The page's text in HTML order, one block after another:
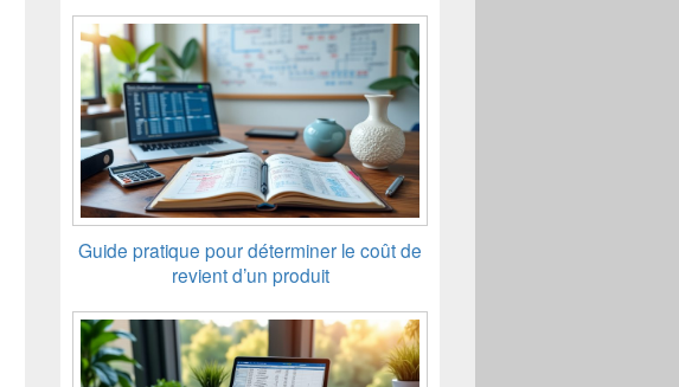
Guide pratique pour déterminer le coût de
revient d’un produit